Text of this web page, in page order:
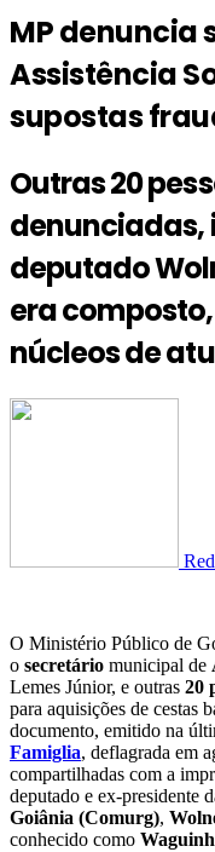
MP denuncia
Assistência
supostas
Outras 20
denunciadas,
deputado
era
núcleos de
O Ministério Público de
o secretário municipal de
Lemes Júnior, e outras 20
para aquisições de cestas
documento, emitido na
Famiglia, deflagrada em
compartilhadas com a
deputado e ex-presidente
Goiânia (Comurg),
conhecido como